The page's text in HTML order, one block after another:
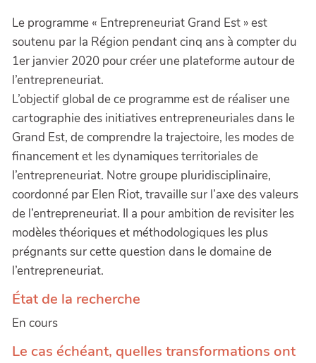
Le programme « Entrepreneuriat Grand Est » est
soutenu par la Région pendant cinq ans à compter du
1er janvier 2020 pour créer une plateforme autour de
l’entrepreneuriat.
L’objectif global de ce programme est de réaliser une
cartographie des initiatives entrepreneuriales dans le
Grand Est, de comprendre la trajectoire, les modes de
financement et les dynamiques territoriales de
l’entrepreneuriat. Notre groupe pluridisciplinaire,
coordonné par Elen Riot, travaille sur l’axe des valeurs
de l’entrepreneuriat. Il a pour ambition de revisiter les
modèles théoriques et méthodologiques les plus
prégnants sur cette question dans le domaine de
l’entrepreneuriat.
État de la recherche
En cours
Le cas échéant, quelles transformations ont